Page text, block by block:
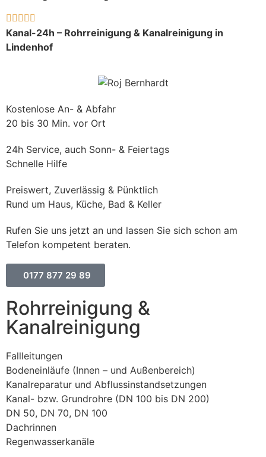
    
Kanal-24h – Rohrreinigung & Kanalreinigung in
Lindenhof
Kostenlose An- & Abfahr
20 bis 30 Min. vor Ort
24h Service, auch Sonn- & Feiertags
Schnelle Hilfe
Preiswert, Zuverlässig & Pünktlich
Rund um Haus, Küche, Bad & Keller
Rufen Sie uns jetzt an und lassen Sie sich schon am
Telefon kompetent beraten.
0177 877 29 89
Rohrreinigung &
Kanalreinigung
Fallleitungen
Bodeneinläufe (Innen – und Außenbereich)
Kanalreparatur und Abflussinstandsetzungen
Kanal- bzw. Grundrohre (DN 100 bis DN 200)
DN 50, DN 70, DN 100
Dachrinnen
Regenwasserkanäle